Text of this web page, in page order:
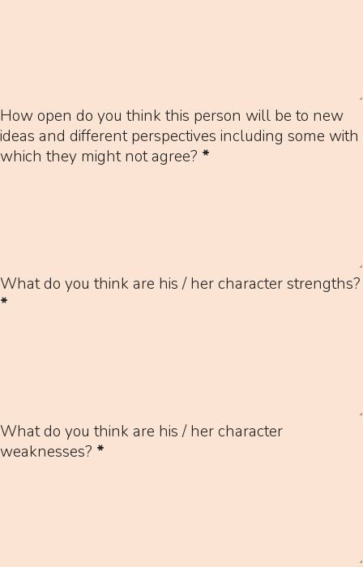
How open do you think this person will be to new
ideas and different perspectives including some with
which they might not agree? *
What do you think are his / her character strengths?
*
What do you think are his / her character
weaknesses? *